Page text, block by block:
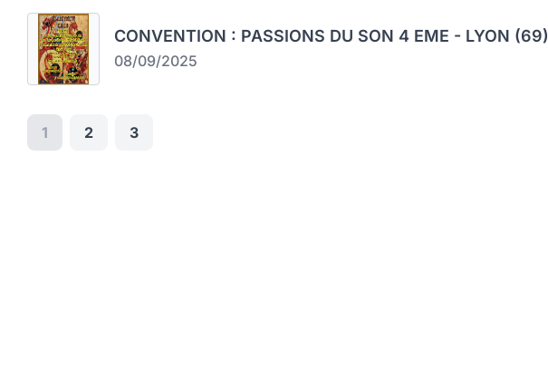
CONVENTION : PASSIONS DU SON 4 EME - LYON (69)
08/09/2025
1 2 3